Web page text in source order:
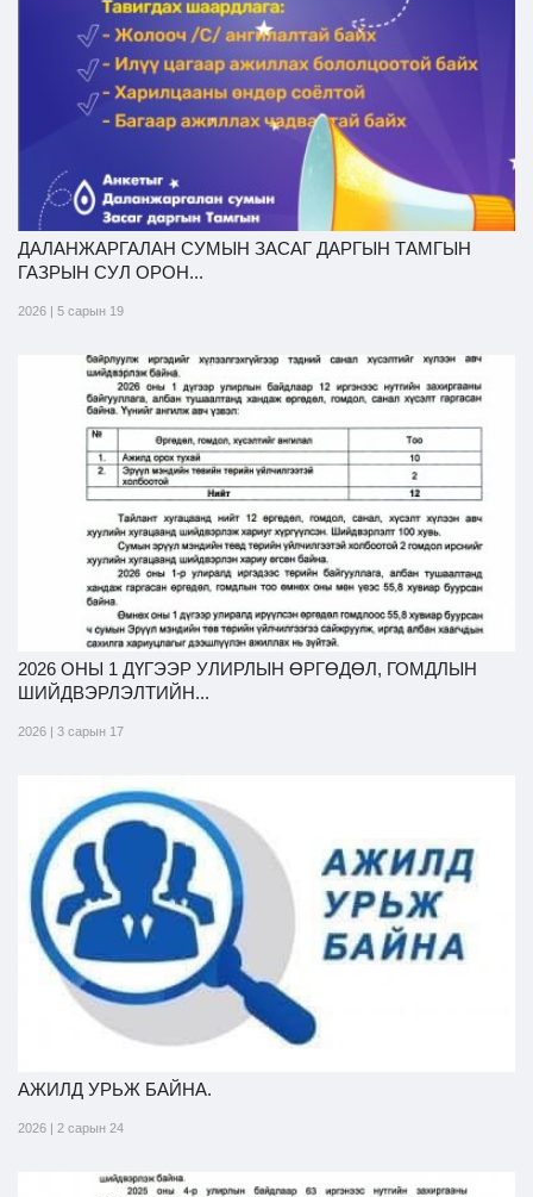
ДАЛАНЖАРГАЛАН СУМЫН ЗАСАГ ДАРГЫН ТАМГЫН
ГАЗРЫН СУЛ ОРОН...
2026 | 5 сарын 19
2026 ОНЫ 1 ДҮГЭЭР УЛИРЛЫН ӨРГӨДӨЛ, ГОМДЛЫН
ШИЙДВЭРЛЭЛТИЙН...
2026 | 3 сарын 17
АЖИЛД УРЬЖ БАЙНА.
2026 | 2 сарын 24